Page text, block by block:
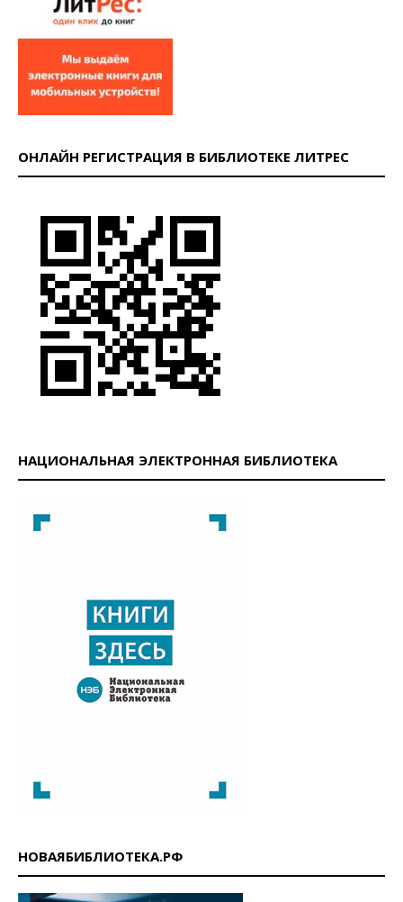
ОНЛАЙН РЕГИСТРАЦИЯ В БИБЛИОТЕКЕ ЛИТРЕС
НАЦИОНАЛЬНАЯ ЭЛЕКТРОННАЯ БИБЛИОТЕКА
НОВАЯБИБЛИОТЕКА.РФ